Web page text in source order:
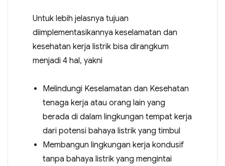
Untuk lebih jelasnya tujuan
diimplementasikannya keselamatan dan
kesehatan kerja listrik bisa dirangkum
menjadi 4 hal, yakni
Melindungi Keselamatan dan Kesehatan
tenaga kerja atau orang lain yang
berada di dalam lingkungan tempat kerja
dari potensi bahaya listrik yang timbul
Membangun lingkungan kerja kondusif
tanpa bahaya listrik yang mengintai